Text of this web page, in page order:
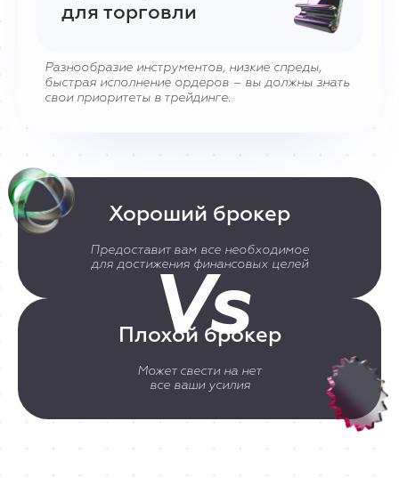
для торговли
Разнообразие инструментов, низкие спреды,
быстрая исполнение ордеров – вы должны знать
свои приоритеты в трейдинге.
Хороший брокер
Предоставит вам все необходимое
для достижения финансовых целей
Плохой брокер
Может свести на нет
все ваши усилия